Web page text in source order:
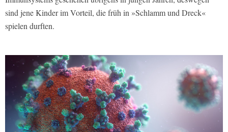
sind jene Kinder im Vorteil, die früh in »Schlamm und Dreck«
spielen durften.